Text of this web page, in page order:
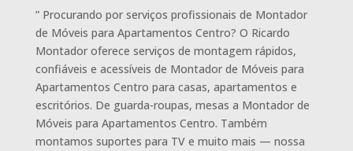
” Procurando por serviços profissionais de Montador
de Móveis para Apartamentos Centro? O Ricardo
Montador oferece serviços de montagem rápidos,
confiáveis e acessíveis de Montador de Móveis para
Apartamentos Centro para casas, apartamentos e
escritórios. De guarda-roupas, mesas a Montador de
Móveis para Apartamentos Centro. Também
montamos suportes para TV e muito mais — nossa